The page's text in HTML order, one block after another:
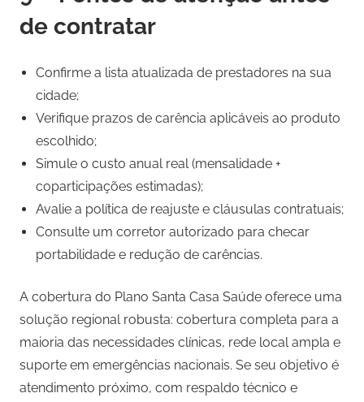
de contratar
Confirme a lista atualizada de prestadores na sua
cidade;
Verifique prazos de carência aplicáveis ao produto
escolhido;
Simule o custo anual real (mensalidade +
coparticipações estimadas);
Avalie a política de reajuste e cláusulas contratuais;
Consulte um corretor autorizado para checar
portabilidade e redução de carências.
A cobertura do Plano Santa Casa Saúde oferece uma
solução regional robusta: cobertura completa para a
maioria das necessidades clínicas, rede local ampla e
suporte em emergências nacionais. Se seu objetivo é
atendimento próximo, com respaldo técnico e